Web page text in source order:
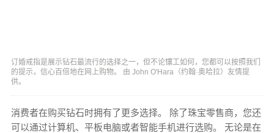
订婚戒指是展示钻石最流行的选择之一，但不论镶工如何，您都可以按照我们
的提示，信心百倍地在网上购物。 由 John O'Hara（约翰·奥哈拉）友情提
供。
消费者在购买钻石时拥有了更多选择。 除了珠宝零售商，您还
可以通过计算机、平板电脑或者智能手机进行选购。 无论是在